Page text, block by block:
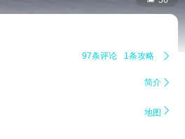
97条评论 1条攻略 
简介 
地图 